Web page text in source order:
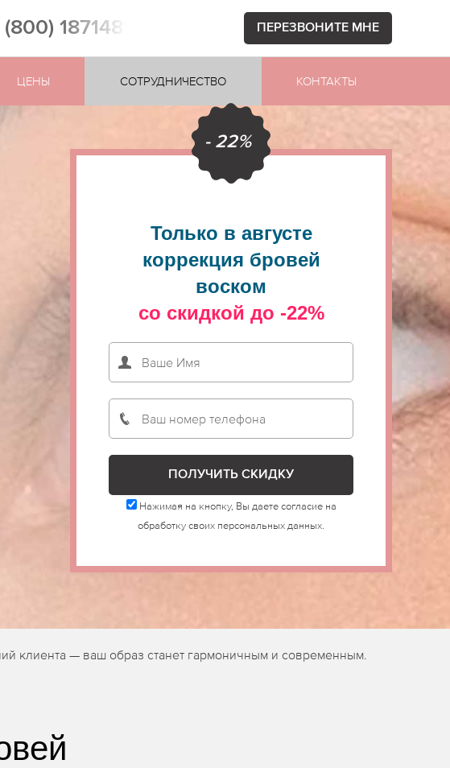
1871481 ПЕРЕЗВОНИТЕ МНЕ
ЦЕНЫ СОТРУДНИЧЕСТВО КОНТАКТЫ
- 22%
Только в августе
коррекция бровей
воском
со скидкой до -22%
Нажимая на кнопку, Вы даете согласие на
обработку своих персональных данных.
клиента — ваш образ станет гармоничным и современным.